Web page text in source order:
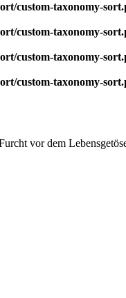
custom-taxonomy-
custom-taxonomy-
custom-taxonomy-
custom-taxonomy-
vor dem